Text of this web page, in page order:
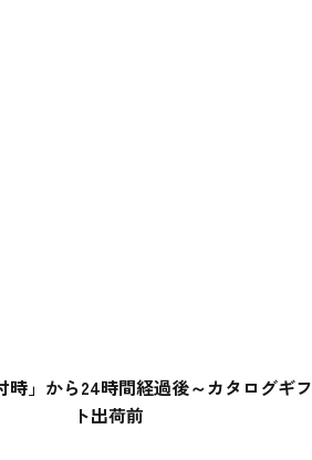
時」から24時間経過後～カタログギフ
ト出荷前